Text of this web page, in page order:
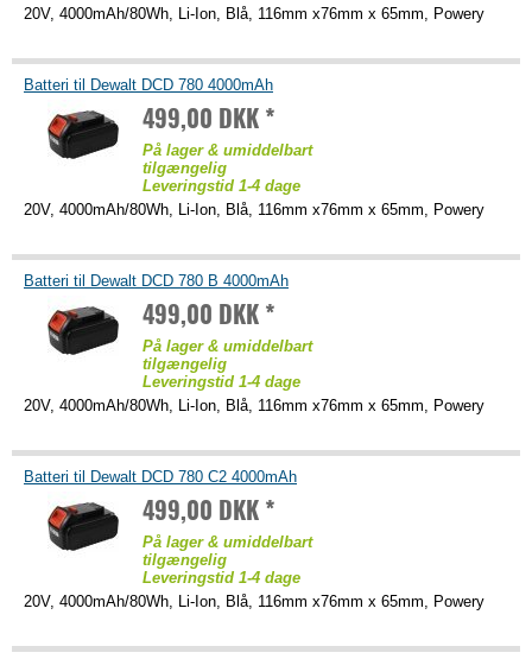
20V, 4000mAh/80Wh, Li-Ion, Blå, 116mm x76mm x 65mm, Powery
Batteri til Dewalt DCD 780 4000mAh
499,00 DKK *
På lager & umiddelbart
tilgængelig
Leveringstid 1-4 dage
20V, 4000mAh/80Wh, Li-Ion, Blå, 116mm x76mm x 65mm, Powery
Batteri til Dewalt DCD 780 B 4000mAh
499,00 DKK *
På lager & umiddelbart
tilgængelig
Leveringstid 1-4 dage
20V, 4000mAh/80Wh, Li-Ion, Blå, 116mm x76mm x 65mm, Powery
Batteri til Dewalt DCD 780 C2 4000mAh
499,00 DKK *
På lager & umiddelbart
tilgængelig
Leveringstid 1-4 dage
20V, 4000mAh/80Wh, Li-Ion, Blå, 116mm x76mm x 65mm, Powery